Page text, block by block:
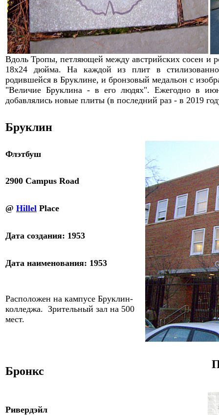
Вдоль Тропы, петляющей между австрийских сосен и
18х24 дюйма. На каждой из плитв
родившейся в Бруклине, и бронзовый медальон с
"Величие Бруклина - в его людях". Ежегодно в
добавлялись новые плиты (в последний раз - в 2019
Бруклин
Флэтбуш
2900 Campus Road
@ Hillel Place
Дата создания: 1953
Дата наименования: 1953
Расположен на кампусе Бруклин-
колледжа. Зрительный зал на 500
мест.
Бронкс
Ривердэйл